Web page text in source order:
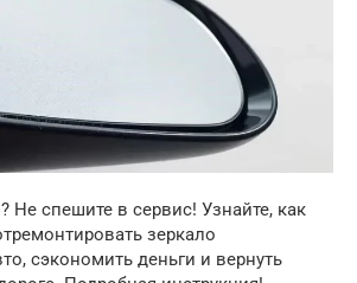
Не спешите в сервис! Узнайте, как
зеркало
сэкономить деньги и вернуть